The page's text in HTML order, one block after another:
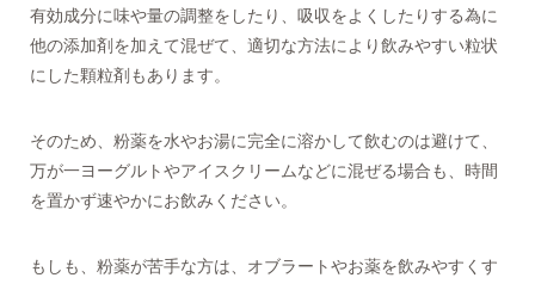
有効成分に味や量の調整をしたり、吸収をよくしたりする為に
他の添加剤を加えて混ぜて、適切な方法により飲みやすい粒状
にした顆粒剤もあります。
そのため、粉薬を水やお湯に完全に溶かして飲むのは避けて、
万が一ヨーグルトやアイスクリームなどに混ぜる場合も、時間
を置かず速やかにお飲みください。
もしも、粉薬が苦手な方は、オブラートやお薬を飲みやすくす